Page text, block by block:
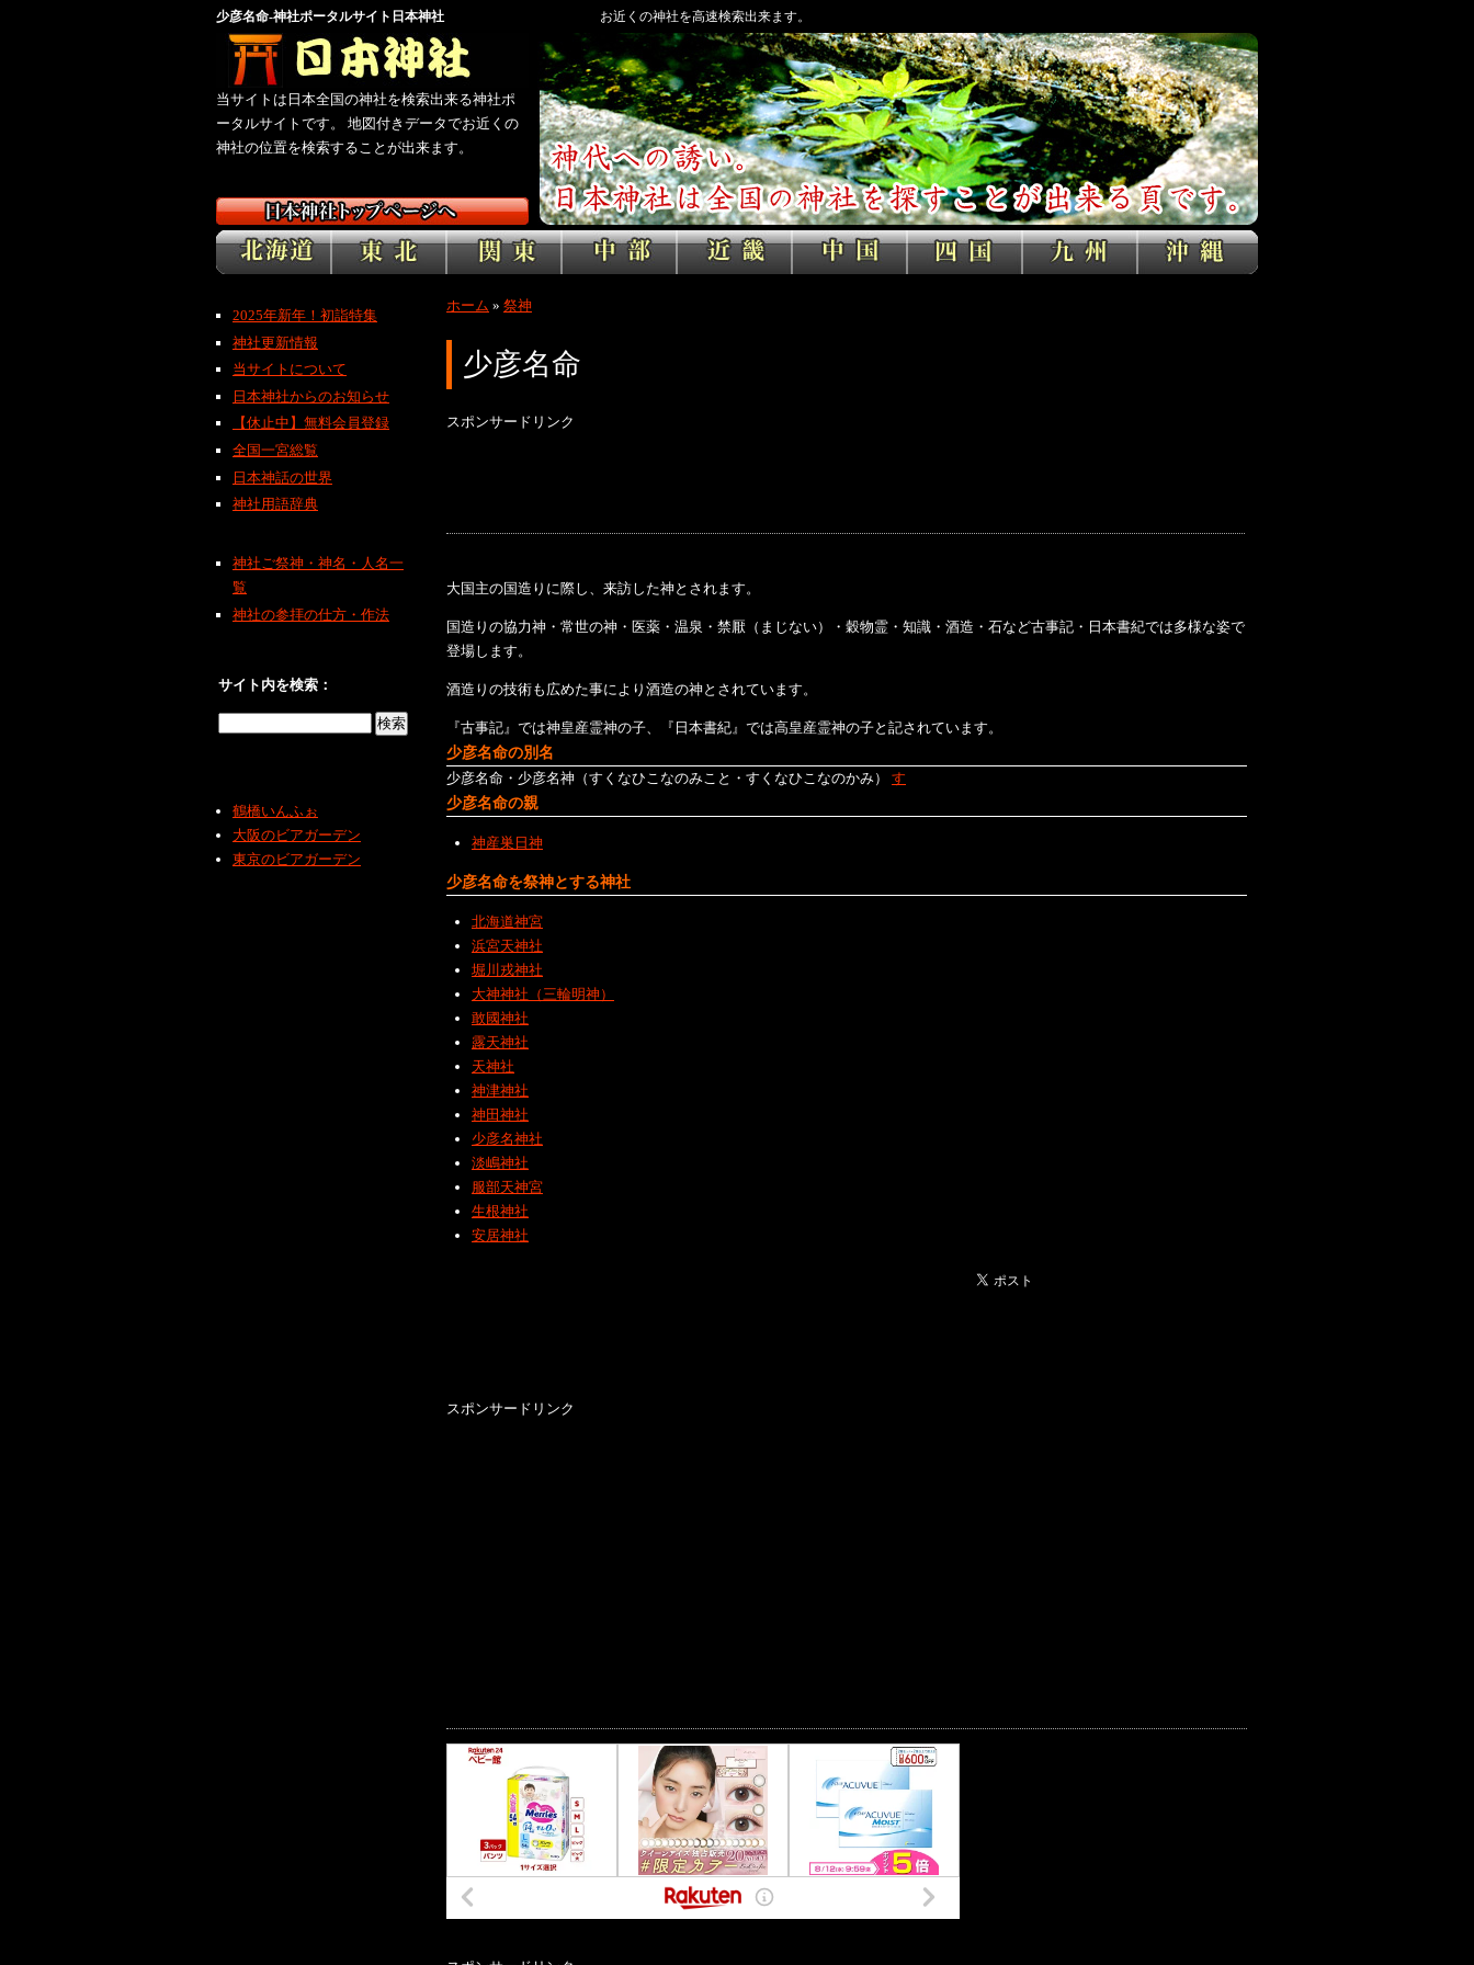
少彦名命-神社ポータルサイト日本神社 お近くの神社を高速検索出来ます。
当サイトは日本全国の神社を検索出来る神社ポ
ータルサイトです。 地図付きデータでお近くの
神社の位置を検索することが出来ます。
ホーム » 祭神
少彦名命
スポンサードリンク
大国主の国造りに際し、来訪した神とされます。
国造りの協力神・常世の神・医薬・温泉・禁厭（まじない）・穀物霊・知識・酒造・石など古事記・日本書紀では多様な姿で
登場します。
酒造りの技術も広めた事により酒造の神とされています。
『古事記』では神皇産霊神の子、『日本書紀』では高皇産霊神の子と記されています。
少彦名命の別名
少彦名命・少彦名神（すくなひこなのみこと・すくなひこなのかみ） す
少彦名命の親
神産巣日神
少彦名命を祭神とする神社
北海道神宮
浜宮天神社
堀川戎神社
大神神社（三輪明神）
敢國神社
露天神社
天神社
神津神社
神田神社
少彦名神社
淡嶋神社
服部天神宮
生根神社
安居神社
スポンサードリンク
2025年新年！初詣特集
神社更新情報
当サイトについて
日本神社からのお知らせ
【休止中】無料会員登録
全国一宮総覧
日本神話の世界
神社用語辞典
神社ご祭神・神名・人名一
覧
神社の参拝の仕方・作法
サイト内を検索：
鶴橋いんふぉ
大阪のビアガーデン
東京のビアガーデン